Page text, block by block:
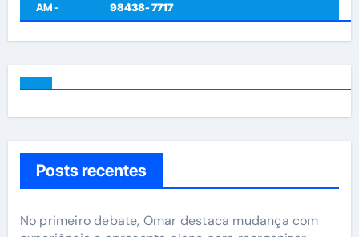
AM -
98438- 7717
Posts recentes
No primeiro debate, Omar destaca mudança com